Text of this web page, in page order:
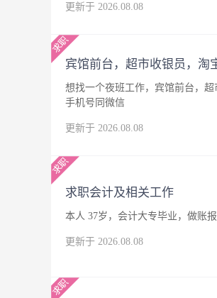
更新于 2026.08.08
宾馆前台，超市收银员，淘
想找一个夜班工作，宾馆前台，
手机号同微信
更新于 2026.08.08
求职会计及相关工作
本人 37岁，会计大专毕业，做账
更新于 2026.08.08